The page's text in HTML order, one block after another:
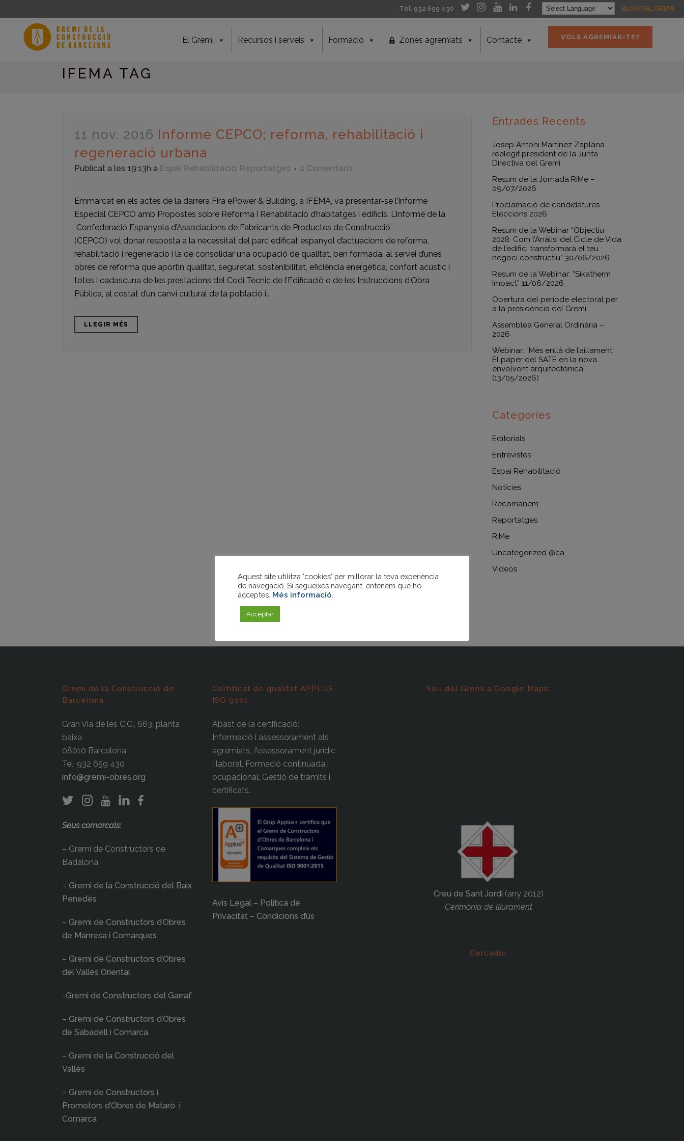
Tel. 932 659 430 BLOG DEL GREMI
VOLS AGREMIAR-TE?
El Gremi Recursos i serveis Formació Zones agremiats Contacte
IFEMA TAG
11 nov. 2016 Informe CEPCO; reforma, rehabilitació i
regeneració urbana
Publicat a les 19:13h a Espai Rehabilitació, Reportatges 0 Comentaris
Emmarcat en els actes de la darrera Fira ePower & Building, a IFEMA, va presentar-se l’Informe
Especial CEPCO amb Propostes sobre Reforma i Rehabilitació d’habitatges i edificis. L’informe de la
Confederació Espanyola d’Associacions de Fabricants de Productes de Construcció
(CEPCO) vol donar resposta a la necessitat del parc edificat espanyol d’actuacions de reforma,
rehabilitació i regeneració i la de consolidar una ocupació de qualitat, ben formada, al servei d’unes
obres de reforma que aportin qualitat, seguretat, sostenibilitat, eficiència energètica, confort acústic i
totes i cadascuna de les prestacions del Codi Tècnic de l’Edificació o de les Instruccions d’Obra
Pública, al costat d’un canvi cultural de la població i...
LLEGIR MÉS
Entrades Recents
Josep Antoni Martínez Zaplana
reelegit president de la Junta
Directiva del Gremi
Resum de la Jornada RiMe –
09/07/2026
Proclamació de candidatures –
Eleccions 2026
Resum de la Webinar “Objectiu
2028: Com l’Anàlisi del Cicle de Vida
de l’edifici transformarà el teu
negoci constructiu” 30/06/2026
Resum de la Webinar: “Sikatherm
Impact” 11/06/2026
Obertura del període electoral per
a la presidència del Gremi
Assemblea General Ordinària –
2026
Webinar: “Més enllà de l’aillament:
El paper del SATE en la nova
envolvent arquitectònica”
(13/05/2026)
Categories
Editorials
Entrevistes
Espai Rehabilitació
Notícies
Recomanem
Reportatges
RiMe
Uncategorized @ca
Vídeos
Gremi de la Construcció de
Barcelona
Gran Via de les C.C., 663, planta
baixa
08010 Barcelona
Tel. 932 659 430
info@gremi-obres.org
Seus comarcals:
– Gremi de Constructors de
Badalona
– Gremi de la Construcció del Baix
Penedès
– Gremi de Constructors d’Obres
de Manresa i Comarques
– Gremi de Constructors d’Obres
del Vallès Oriental
-Gremi de Constructors del Garraf
– Gremi de Constructors d’Obres
de Sabadell i Comarca
– Gremi de la Construcció del
Vallès
– Gremi de Constructors i
Promotors d’Obres de Mataró i
Comarca
Certificat de qualitat APPLUS
ISO 9001
Abast de la certificació:
Informació i assessorament als
agremiats, Assessorament jurídic
i laboral, Formació continuada i
ocupacional, Gestió de tràmits i
certificats.
Avís Legal – Política de
Privacitat – Condicions d’ús
Seu del Gremi a Google Maps:
Creu de Sant Jordi (any 2012)
Cerimònia de lliurament
Cercador
Aquest site utilitza 'cookies' per millorar la teva experiència
de navegació. Si segueixes navegant, entenem que ho
acceptes. Més informació
Acceptar